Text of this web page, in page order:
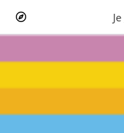
Kalender